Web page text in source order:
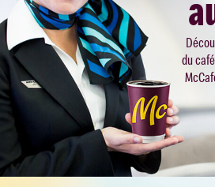
du